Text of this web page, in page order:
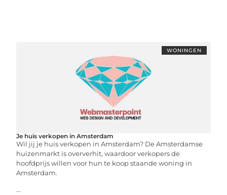
WONINGEN
Je huis verkopen in Amsterdam
Wil jij je huis verkopen in Amsterdam? De Amsterdamse
huizenmarkt is oververhit, waardoor verkopers de
hoofdprijs willen voor hun te koop staande woning in
Amsterdam.
...